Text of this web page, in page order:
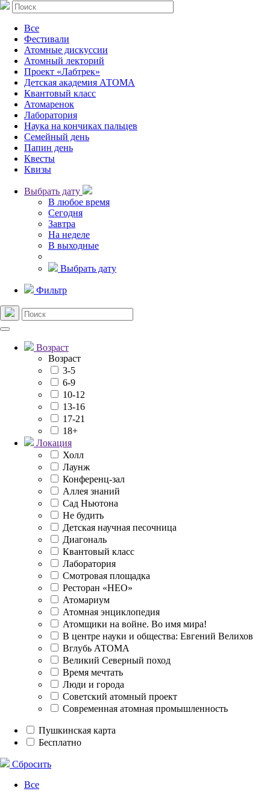
Все
Фестивали
Атомные дискуссии
Атомный лекторий
Проект «Лабтрек»
Детская академия АТОМА
Квантовый класс
Атомаренок
Лаборатория
Наука на кончиках пальцев
Семейный день
Папин день
Квесты
Квизы
Выбрать дату
В любое время
Сегодня
Завтра
На неделе
В выходные
Выбрать дату
Фильтр
Возраст
Возраст
3-5
6-9
10-12
13-16
17-21
18+
Локация
Холл
Лаунж
Конференц-зал
Аллея знаний
Сад Ньютона
Не будить
Детская научная песочница
Диагональ
Квантовый класс
Лаборатория
Смотровая площадка
Ресторан «НЕО»
Атомариум
Атомная энциклопедия
Атомщики на войне. Во имя мира!
В центре науки и общества: Евгений Велихов
Вглубь АТОМА
Великий Северный поход
Время мечтать
Люди и города
Советский атомный проект
Современная атомная промышленность
Пушкинская карта
Бесплатно
Сбросить
Все